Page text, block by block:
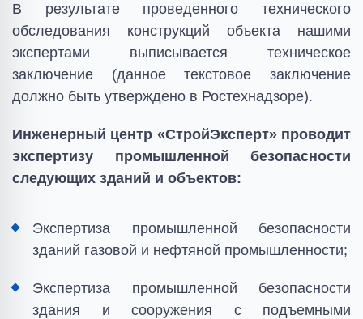
В результате проведенного технического
обследования конструкций объекта нашими
экспертами выписывается техническое
заключение (данное текстовое заключение
должно быть утверждено в Ростехнадзоре).
Инженерный центр «СтройЭксперт» проводит
экспертизу промышленной безопасности
следующих зданий и объектов:
Экспертиза промышленной безопасности
зданий газовой и нефтяной промышленности;
Экспертиза промышленной безопасности
здания и сооружения с подъемными